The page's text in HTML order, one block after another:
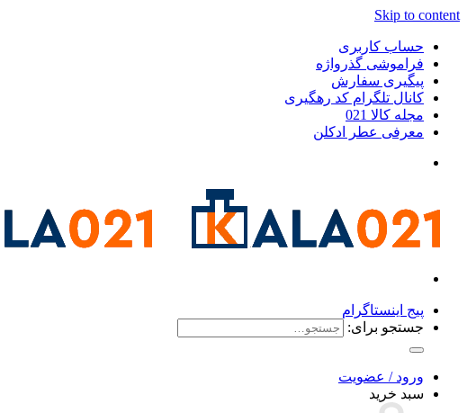
Skip to content
حساب کاربری
فراموشی گذرواژه
پیگیری سفارش
کانال تلگرام کد رهگیری
مجله کالا 021
معرفی عطر ادکلن
پیج اینستاگرام
جستجو برای:
ورود / عضویت
سبد خرید